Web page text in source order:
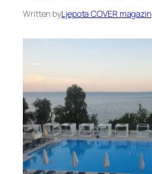
Written byLjepota COVER magazin